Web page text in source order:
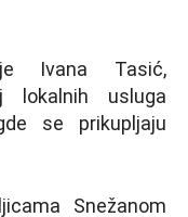
Ivana Tasić,
lokalnih usluga
se prikupljaju
Snežanom